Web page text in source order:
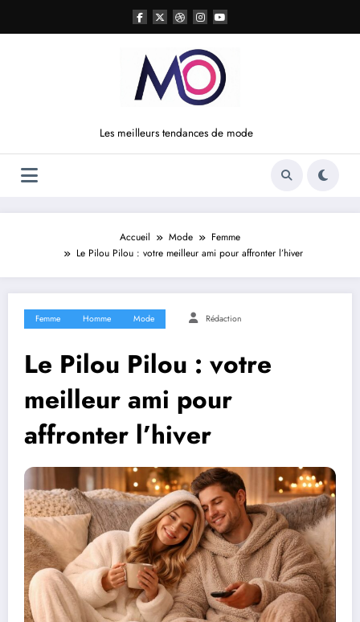
contenu
Les meilleurs tendances de mode
Accueil Mode
Femme
Le Pilou Pilou : votre meilleur ami pour affronter l’hiver
Femme Homme Mode Rédaction
Le Pilou Pilou : votre
meilleur ami pour
affronter l’hiver